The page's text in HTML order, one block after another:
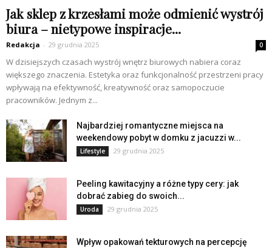
Jak sklep z krzesłami może odmienić wystrój
biura – nietypowe inspiracje...
Redakcja - 29 grudnia 2025 0
W dzisiejszych czasach wystrój wnętrz biurowych nabiera coraz
większego znaczenia. Estetyka oraz funkcjonalność przestrzeni pracy
wpływają na efektywność, kreatywność oraz samopoczucie
pracowników. Jednym z...
Najbardziej romantyczne miejsca na
weekendowy pobyt w domku z jacuzzi w...
Lifestyle 29 grudnia 2025
Peeling kawitacyjny a różne typy cery: jak
dobrać zabieg do swoich...
Uroda 29 grudnia 2025
Wpływ opakowań tekturowych na percepcję